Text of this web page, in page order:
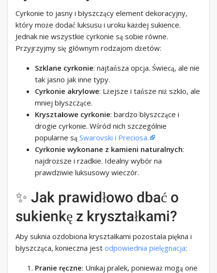
Cyrkonie to jasny i błyszczący element dekoracyjny,
który może dodać luksusu i uroku każdej sukience.
Jednak nie wszystkie cyrkonie są sobie równe.
Przyjrzyjmy się głównym rodzajom dżetów:
Szklane cyrkonie: najtańsza opcja. Świecą, ale nie
tak jasno jak inne typy.
Cyrkonie akrylowe: Lżejsze i tańsze niż szkło, ale
mniej błyszczące.
Kryształowe cyrkonie: bardzo błyszczące i
drogie cyrkonie. Wśród nich szczególnie
popularne są Swarovski i Preciosa.
Cyrkonie wykonane z kamieni naturalnych:
najdroższe i rzadkie. Idealny wybór na
prawdziwie luksusowy wieczór.
✨ Jak prawidłowo dbać o
sukienkę z kryształkami?
Aby suknia ozdobiona kryształkami pozostała piękna i
błyszcząca, konieczna jest odpowiednia pielęgnacja:
Pranie ręczne: Unikaj pralek, ponieważ mogą one